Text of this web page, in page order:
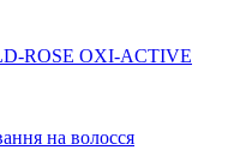
ROSE OXI-ACTIVE
на волосся